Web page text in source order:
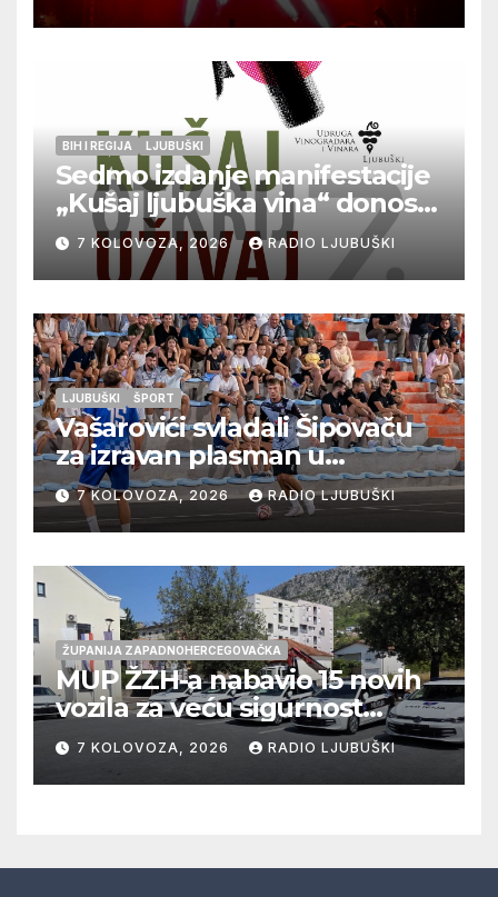
BIH I REGIJA LJUBUŠKI
Sedmo izdanje manifestacije
„Kušaj ljubuška vina“ donosi
vrhunska vina, gastronomiju i
glazbu
7 KOLOVOZA, 2026 RADIO LJUBUŠKI
LJUBUŠKI ŠPORT
Vašarovići svladali Šipovaču
za izravan plasman u
četvrtfinale, Grab izborio
prolazak dalje, Klobuk ispao,
večeras počinje četvrtfinale
juniora
7 KOLOVOZA, 2026 RADIO LJUBUŠKI
ŽUPANIJA ZAPADNOHERCEGOVAČKA
MUP ŽZH-a nabavio 15 novih
vozila za veću sigurnost
građana i učinkovitiji rad
policije
7 KOLOVOZA, 2026 RADIO LJUBUŠKI